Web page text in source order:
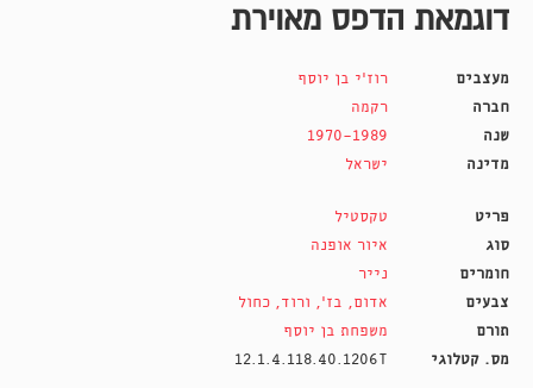
דוגמאת הדפס מאוירת
מעצבים
רוז'י בן יוסף
חברה
רקמה
שנה
1970-1989
מדינה
ישראל
פריט
טקסטיל
סוג
איור אופנה
חומרים
נייר
צבעים
אדום, בז', ורוד, כחול
תורם
משפחת בן יוסף
מס. קטלוגי
12.1.4.118.40.1206T